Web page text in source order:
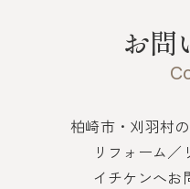
お問
柏崎市・刈羽村
リフォーム／
イチケンへお